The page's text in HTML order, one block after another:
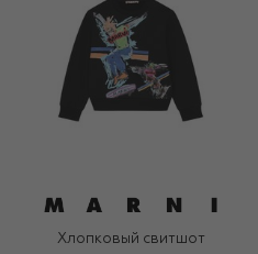
Хлопковый свитшот